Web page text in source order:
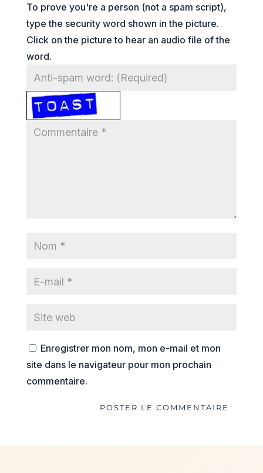
To prove you're a person (not a spam script),
type the security word shown in the picture.
Click on the picture to hear an audio file of the
word.
Enregistrer mon nom, mon e-mail et mon
site dans le navigateur pour mon prochain
commentaire.